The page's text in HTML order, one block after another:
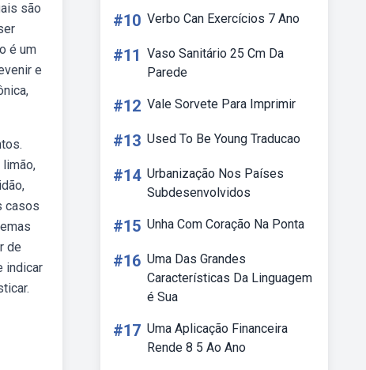
são
é um
e
casos
de
indicar
#10 Verbo Can Exercícios 7 Ano
#11 Vaso Sanitário 25 Cm Da
Parede
#12 Vale Sorvete Para Imprimir
#13 Used To Be Young Traducao
#14 Urbanização Nos Países
Subdesenvolvidos
#15 Unha Com Coração Na Ponta
#16 Uma Das Grandes
Características Da Linguagem
é Sua
#17 Uma Aplicação Financeira
Rende 8 5 Ao Ano